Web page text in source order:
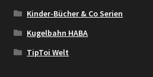
Kinder-Bücher & Co Serien
Kugelbahn HABA
TipToi Welt